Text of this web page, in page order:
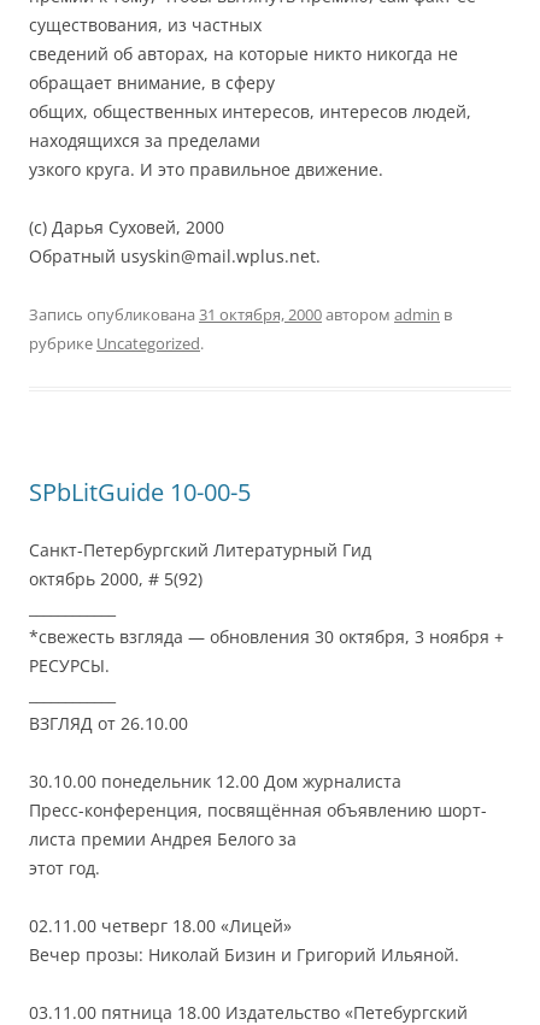
существования, из частных
сведений об авторах, на которые никто никогда не
обращает внимание, в сферу
общих, общественных интересов, интересов людей,
находящихся за пределами
узкого круга. И это правильное движение.
(с) Дарья Суховей, 2000
Обратный usyskin@mail.wplus.net.
Запись опубликована 31 октября, 2000автором admin в
рубрике Uncategorized.
SPbLitGuide 10-00-5
Санкт-Петербургский Литературный Гид
октябрь 2000, # 5(92)
*свежесть взгляда — обновления 30 октября, 3 ноября +
РЕСУРСЫ.
ВЗГЛЯД от 26.10.00
30.10.00 понедельник 12.00 Дом журналиста
Пресс-конференция, посвящённая объявлению шорт-
листа премии Андрея Белого за
этот год.
02.11.00 четверг 18.00 «Лицей»
Вечер прозы: Николай Бизин и Григорий Ильяной.
03.11.00 пятница 18.00 Издательство «Петебургский